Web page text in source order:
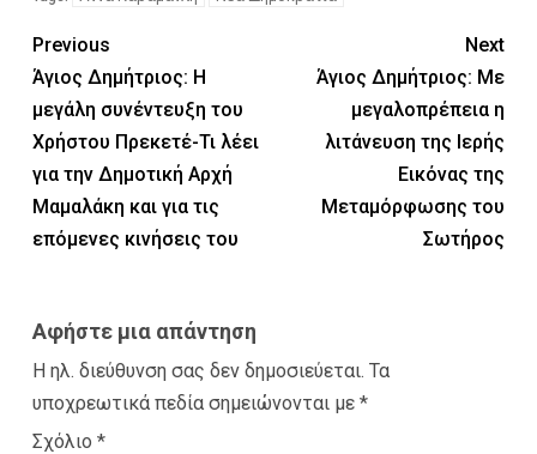
Previous
Άγιος Δημήτριος: Η
μεγάλη συνέντευξη του
Χρήστου Πρεκετέ-Τι λέει
για την Δημοτική Αρχή
Μαμαλάκη και για τις
επόμενες κινήσεις του
Next
Άγιος Δημήτριος: Με
μεγαλοπρέπεια η
λιτάνευση της Ιερής
Εικόνας της
Μεταμόρφωσης του
Σωτήρος
Αφήστε μια απάντηση
Η ηλ. διεύθυνση σας δεν δημοσιεύεται. Τα
υποχρεωτικά πεδία σημειώνονται με *
Σχόλιο *